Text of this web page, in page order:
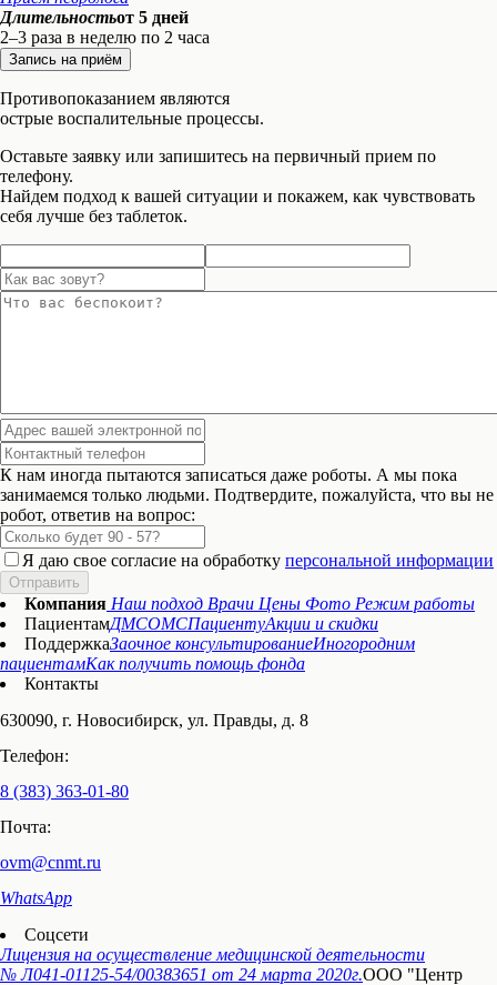
Длительностьот 5 дней
2–3 раза в неделю по 2 часа
Запись на приём
Противопоказанием являются
острые воспалительные процессы.
Оставьте заявку или запишитесь на первичный прием по
телефону.
Найдем подход к вашей ситуации и покажем, как чувствовать
себя лучше без таблеток.
К нам иногда пытаются записаться даже роботы. А мы пока
занимаемся только людьми. Подтвердите, пожалуйста, что вы не
робот, ответив на вопрос:
Я даю свое согласие на обработку персональной информации
Отправить
Компания Наш подход Врачи Цены Фото Режим работы
ПациентамДМСОМСПациентуАкции и скидки
ПоддержкаЗаочное консультированиеИногородним
пациентамКак получить помощь фонда
Контакты
630090, г. Новосибирск, ул. Правды, д. 8
Телефон:
8 (383) 363-01-80
Почта:
ovm@cnmt.ru
WhatsApp
Соцсети
Лицензия на осуществление медицинской деятельности
№ Л041-01125-54/00383651 от 24 марта 2020г.ООО "Центр